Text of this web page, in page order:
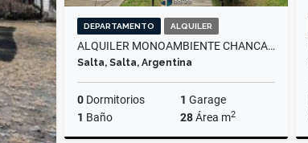
DEPARTAMENTO ALQUILER
ALQUILER MONOAMBIENTE CHANCAS VAQUEROS
Salta, Salta, Argentina
0 Dormitorios 1 Garage
1 Baño 28Área m2